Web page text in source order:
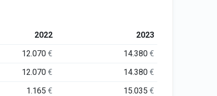
2022
2023
12.070€ 14.380€
12.070€ 14.380€
1.165€ 15.035€